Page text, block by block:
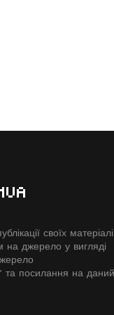
своїх
на джерело у вигляді
посилання на даний